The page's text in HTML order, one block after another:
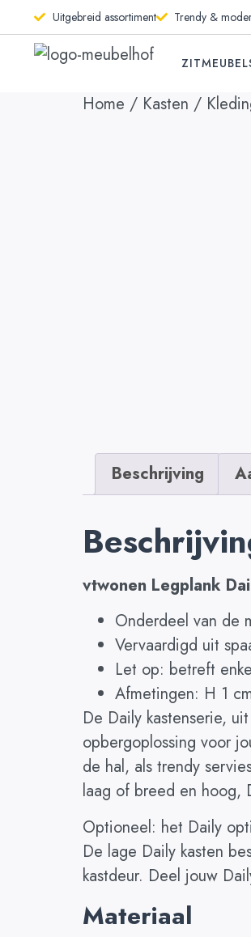
Uitgebreid assortiment Trendy &
Home / Kasten /
Beschrijving
vtwonen Legplank
Onderdeel van de
Vervaardigd uit
Let op: betreft
Afmetingen: H 1
De Daily kastenserie,
opbergoplossing voor
de hal, als trendy
laag of breed en hoog,
Optioneel: het Daily
De lage Daily kasten
kastdeur. Deel jouw
Materiaal